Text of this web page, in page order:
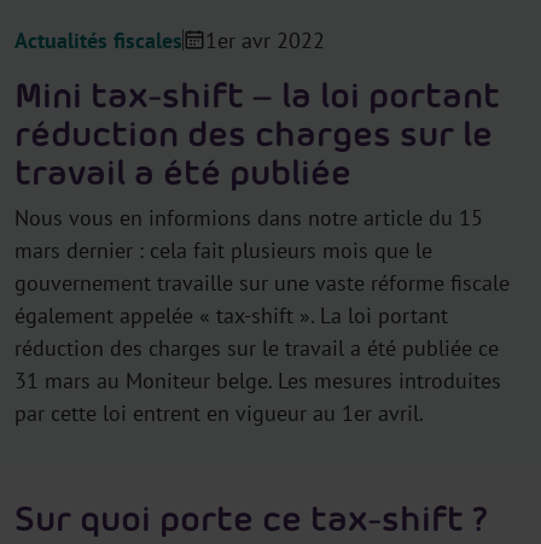
Actualités fiscales 1er avr 2022
Mini tax-shift – la loi portant
réduction des charges sur le
travail a été publiée
Nous vous en informions dans notre article du 15
mars dernier : cela fait plusieurs mois que le
gouvernement travaille sur une vaste réforme fiscale
également appelée « tax-shift ». La loi portant
réduction des charges sur le travail a été publiée ce
31 mars au Moniteur belge. Les mesures introduites
par cette loi entrent en vigueur au 1er avril.
Sur quoi porte ce tax-shift ?